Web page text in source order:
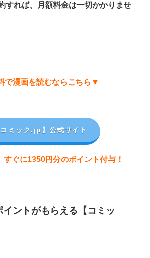
すれば、月額料金は一切かかりませ
で漫画を読むならこちら▼
コミック.jp 】公式サイト
すぐに1350円分のポイント付与！
ントがもらえる【コミッ